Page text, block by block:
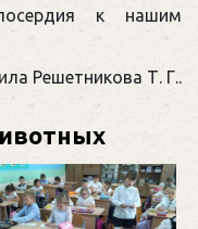
к нашим
Решетникова Т. Г..